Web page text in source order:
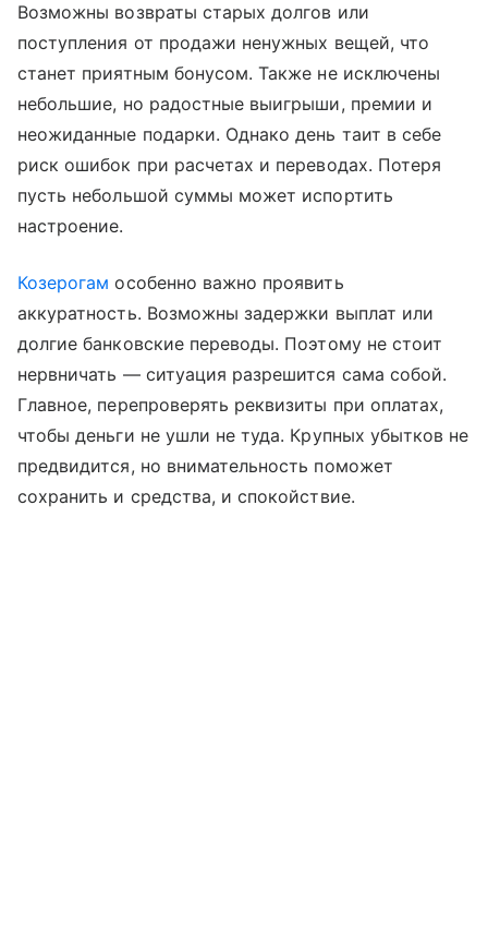
Возможны возвраты старых долгов или
поступления от продажи ненужных вещей, что
станет приятным бонусом. Также не исключены
небольшие, но радостные выигрыши, премии и
неожиданные подарки. Однако день таит в себе
риск ошибок при расчетах и переводах. Потеря
пусть небольшой суммы может испортить
настроение.
Козерогам особенно важно проявить
аккуратность. Возможны задержки выплат или
долгие банковские переводы. Поэтому не стоит
нервничать — ситуация разрешится сама собой.
Главное, перепроверять реквизиты при оплатах,
чтобы деньги не ушли не туда. Крупных убытков не
предвидится, но внимательность поможет
сохранить и средства, и спокойствие.